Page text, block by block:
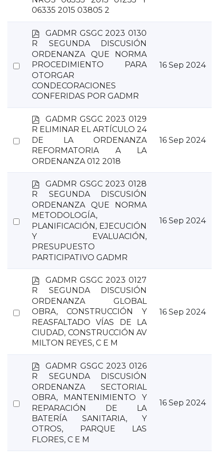
06335 2015 03805 2
Select
p
f
GADMR GSGC 2023 0130
R SEGUNDA DISCUSIÓN
ORDENANZA QUE NORMA
PROCEDIMIENTO PARA
OTORGAR
CONDECORACIONES
CONFERIDAS POR GADMR
16 Sep 2024
Select
p
d
f
GADMR GSGC 2023 0129
R ELIMINAR EL ARTÍCULO 24
DE LA ORDENANZA
REFORMATORIA A LA
ORDENANZA 012 2018
16 Sep 2024
Select
p
f
GADMR GSGC 2023 0128
R SEGUNDA DISCUSIÓN
ORDENANZA QUE NORMA
METODOLOGÍA,
PLANIFICACIÓN, EJECUCIÓN
Y EVALUACIÓN,
PRESUPUESTO
PARTICIPATIVO GADMR
16 Sep 2024
Select
p
f
GADMR GSGC 2023 0127
R SEGUNDA DISCUSIÓN
ORDENANZA GLOBAL
OBRA, CONSTRUCCIÓN Y
REASFALTADO VÍAS DE LA
CIUDAD, CONSTRUCCIÓN AV
MILTON REYES, C E M
16 Sep 2024
Select
p
f
GADMR GSGC 2023 0126
R SEGUNDA DISCUSIÓN
ORDENANZA SECTORIAL
OBRA, MANTENIMIENTO Y
REPARACIÓN DE LA
BATERÍA SANITARIA, Y
OTROS, PARQUE LAS
FLORES, C E M
16 Sep 2024